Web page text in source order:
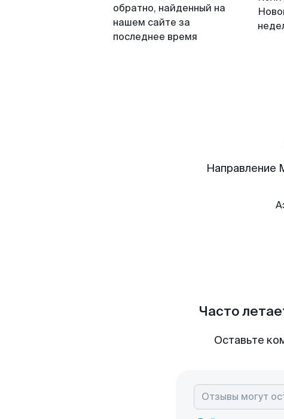
обратно, найденный на
нашем сайте за
последнее время
Направление
Часто
Оставьте